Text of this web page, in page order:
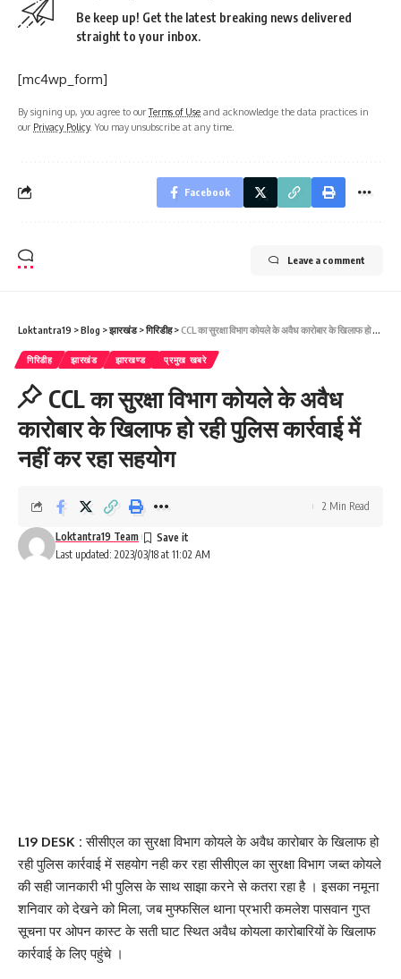
Be keep up! Get the latest breaking news delivered
straight to your inbox.
[mc4wp_form]
By signing up, you agree to ourTerms of Use and acknowledge the data practices in
our Privacy Policy. You may unsubscribe at any time.
Facebook
Leave a comment
Loktantra19 >Blog >झारखंड>गिरिडीह>CCL का सुरक्षा विभाग कोयले के अवैध कारोबार के खिलाफ हो रही पुलिस कार्रवाई में नहीं कर रहा सहयोग
गिरिडीह झारखंड झारखण्ड प्रमुख खबरे
CCL का सुरक्षा विभाग कोयले के अवैध
कारोबार के खिलाफ हो रही पुलिस कार्रवाई में
नहीं कर रहा सहयोग
Last updated: 2023/03/18 at 11:02 AM
Loktantra19 Team
2 Min Read
L19 DESK :सीसीएल का सुरक्षा विभाग कोयले के अवैध कारोबार के खिलाफ हो
रही पुलिस कार्रवाई में सहयोग नही कर रहा सीसीएल का सुरक्षा विभाग जब्त कोयले
की सही जानकारी भी पुलिस के साथ साझा करने से कतरा रहा है । इसका नमूना
शनिवार को देखने को मिला, जब मुफ्फसिल थाना प्रभारी कमलेश पासवान गुप्त
सूचना पर ओपन कास्ट के सती घाट स्थित अवैध कोयला कारोबारियों के खिलाफ
कार्रवाई के लिए पहुंचे ।